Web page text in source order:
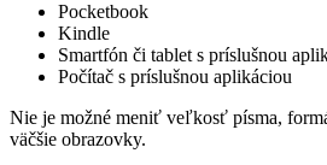
Pocketbook
Kindle
Smartfón či tablet s príslušnou
Počítač s príslušnou aplikáciou
Nie je možné meniť veľkosť písma,
väčšie obrazovky.